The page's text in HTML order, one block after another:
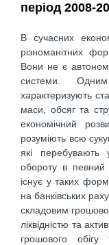
період 2008-
В сучасних
різноманітних
Вони не є
системи.
характеризують
маси, обсяг та
економічний
розуміють всю
які перебувають
обороту в
існує у таких
на банківських
складовим
ліквідністю та
грошового